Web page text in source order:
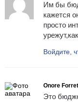
Им бы
кажется
просто
Войдите,
Onore Forret
Это